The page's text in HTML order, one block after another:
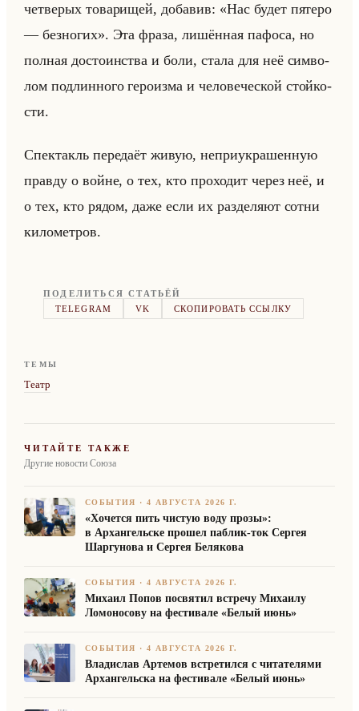
чет­ве­рых то­ва­ри­щей, до­ба­вив: «Нас будет пятеро
— безногих». Эта фраза, ли­шён­ная па­фо­са, но
пол­ная до­сто­ин­ства и боли, стала для неё сим­во­
лом под­лин­но­го ге­ро­из­ма и че­ло­ве­че­ской стойко­
сти.
Спек­такль пе­ре­да­ёт живую, непри­укра­шен­ную
прав­ду о войне, о тех, кто про­хо­дит через неё, и
о тех, кто рядом, даже если их раз­де­ля­ют сотни
ки­ло­мет­ров.
ПОДЕЛИТЬСЯ СТАТЬЁЙ
TELEGRAM
VK СКОПИРОВАТЬ ССЫЛКУ
ТЕМЫ
Театр
ЧИТАЙТЕ ТАКЖЕ
Другие новости Союза
СОБЫТИЯ ·4 АВГУСТА 2026 Г.
«Хочется пить чистую воду прозы»:
в Архангельске прошел паблик-ток Сергея
Шаргунова и Сергея Белякова
СОБЫТИЯ ·4 АВГУСТА 2026 Г.
Михаил Попов посвятил встречу Михаилу
Ломоносову на фестивале «Белый июнь»
СОБЫТИЯ ·4 АВГУСТА 2026 Г.
Владислав Артемов встретился с читателями
Архангельска на фестивале «Белый июнь»